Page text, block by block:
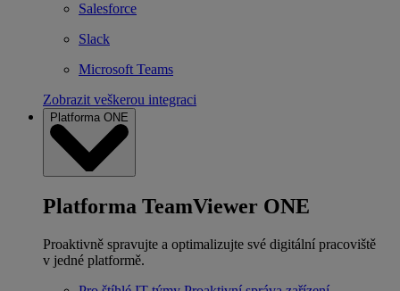
Salesforce
Slack
Microsoft Teams
Zobrazit veškerou integraci
Platforma ONE
Platforma TeamViewer ONE
Proaktivně spravujte a optimalizujte své digitální pracoviště
v jedné platformě.